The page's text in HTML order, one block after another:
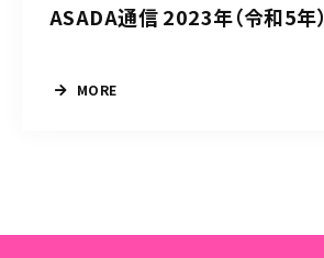
ASADA通信 2023年（令和5年）
MORE